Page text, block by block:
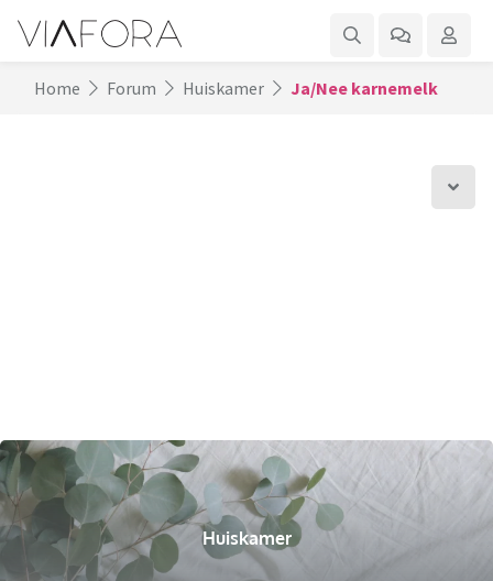
Home Forum Huiskamer Ja/Nee karnemelk
Huiskamer